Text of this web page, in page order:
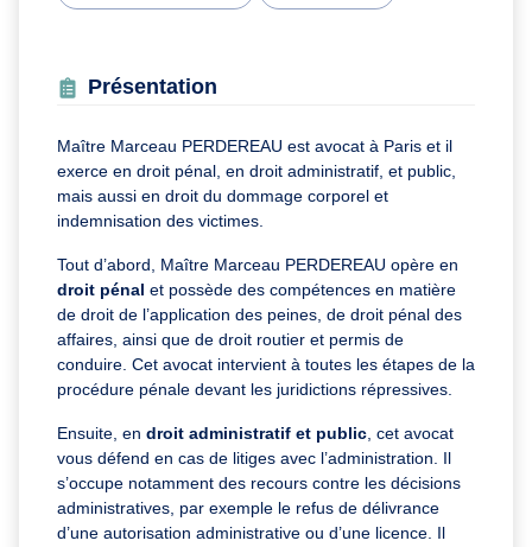
Présentation
Maître Marceau PERDEREAU est avocat à Paris et il
exerce en droit pénal, en droit administratif, et public,
mais aussi en droit du dommage corporel et
indemnisation des victimes.
Tout d’abord, Maître Marceau PERDEREAU opère en
droit pénal et possède des compétences en matière
de droit de l’application des peines, de droit pénal des
affaires, ainsi que de droit routier et permis de
conduire. Cet avocat intervient à toutes les étapes de la
procédure pénale devant les juridictions répressives.
Ensuite, en droit administratif et public, cet avocat
vous défend en cas de litiges avec l’administration. Il
s’occupe notamment des recours contre les décisions
administratives, par exemple le refus de délivrance
d’une autorisation administrative ou d’une licence. Il